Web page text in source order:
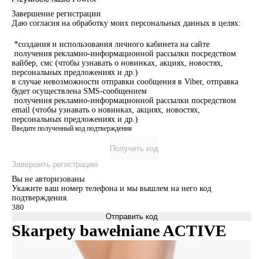
Завершение регистрации
Даю согласия на обработку моих персональных данных в целях:
*создания и использования личного кабинета на сайте
получения рекламно-информационной рассылки посредством
вайбер, смс (чтобы узнавать о новинках, акциях, новостях,
персональных предложениях и др.)
в случае невозможности отправки сообщения в Viber, отправка
будет осуществлена SMS-сообщением
получения рекламно-информационной рассылки посредством
email (чтобы узнавать о новинках, акциях, новостях,
персональных предложениях и др.)
Введите полученный код подтверждения
Получить код
Завершить регистрацию
Вы не авторизованы
Укажите ваш номер телефона и мы вышлем на него код
подтверждения.
Отправить код
Skarpety bawełniane ACTIVE